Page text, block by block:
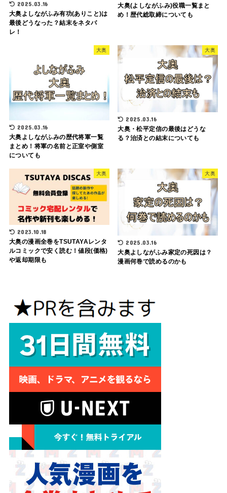
2025.03.16
大奥よしながふみ有功(ありこと)は
最後どうなった？結末をネタバ
レ！
大奥(よしながふみ)役職一覧まと
め！歴代総取締についても
大奥
2025.03.16
大奥よしながふみの歴代将軍一覧
まとめ！将軍の名前と正室や側室
についても
大奥
2025.03.16
大奥・松平定信の最後はどうな
る？治済との結末についても
大奥
2023.10.18
大奥の漫画全巻をTSUTAYAレンタ
ルコミックで安く読む！値段(価格)
や返却期限も
大奥
2025.03.16
大奥よしながふみ家定の死因は？
漫画何巻で読めるのかも